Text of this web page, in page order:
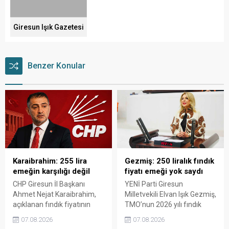
Giresun Işık Gazetesi
Benzer Konular
Karaibrahim: 255 lira
emeğin karşılığı değil
CHP Giresun İl Başkanı
Ahmet Nejat Karaibrahim,
açıklanan fındık fiyatının
karşısında yetersiz kaldığını
07.08.2026
Gezmiş: 250 liralık fındık
fiyatı emeği yok saydı
YENİ Parti Giresun
Milletvekili Elvan Işık Gezmiş,
TMO’nun 2026 yılı fındık
Açıklanan rakamın üreticinin
07.08.2026